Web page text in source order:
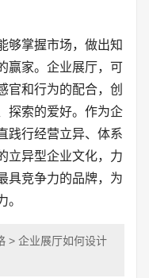
掌握市场，做出知
赢家。企业展厅，可
官和行为的配合，创
探索的爱好。作为企
践行经营立异、体系
立异型企业文化，力
具竞争力的品牌，为
。
> 企业展厅如何设计